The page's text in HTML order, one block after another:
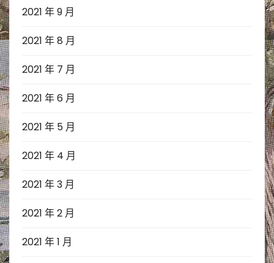
2021 年 9 月
2021 年 8 月
2021 年 7 月
2021 年 6 月
2021 年 5 月
2021 年 4 月
2021 年 3 月
2021 年 2 月
2021 年 1 月